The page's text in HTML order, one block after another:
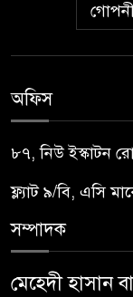
অফিস
৮৭, নিউ ইস্কাটন
ফ্ল্যাট ৯/বি, এসি
সম্পাদক
মেহেদী হাসান